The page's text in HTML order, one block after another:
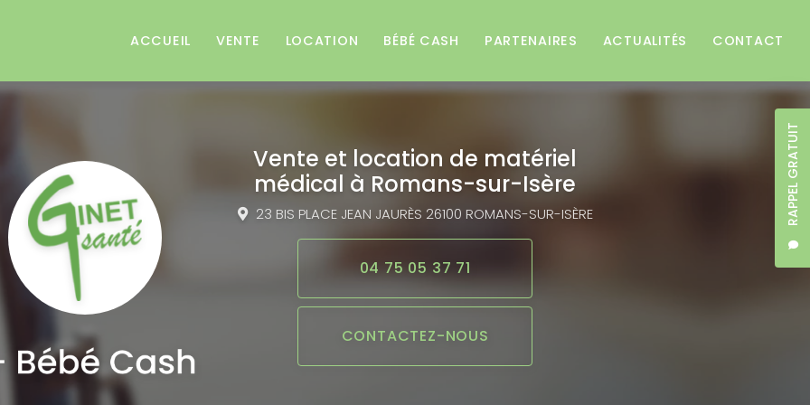
RAPPEL GRATUIT
ACCUEIL VENTE LOCATION BÉBÉ CASH PARTENAIRES ACTUALITÉS CONTACT
Vente et location de matériel
médical à Romans-sur-Isère
23 BIS PLACE JEAN JAURÈS 26100 ROMANS-SUR-ISÈRE
04 75 05 37 71
CONTACTEZ-NOUS